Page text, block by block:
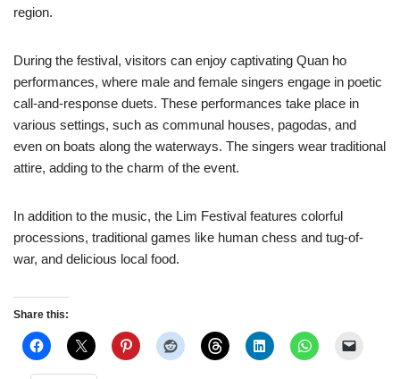
region.
During the festival, visitors can enjoy captivating Quan ho
performances, where male and female singers engage in poetic
call-and-response duets. These performances take place in
various settings, such as communal houses, pagodas, and
even on boats along the waterways. The singers wear traditional
attire, adding to the charm of the event.
In addition to the music, the Lim Festival features colorful
processions, traditional games like human chess and tug-of-
war, and delicious local food.
Share this: